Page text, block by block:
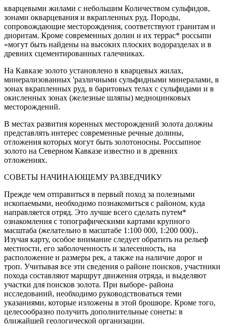
кварцевыми жилами с небольшим Количеством сульфидов,
зонами окварцевания и вкрапленных руд. Породы,
сопровождающие месторождения, соответствуют гранитам и
диоритам. Кроме современных долин и их террас* россыпи
«могут быть найдены на высоких плоских водоразделах и в
древних сцементированных галечниках.
На Кавказе золото установлено в кварцевых жилах,
минерализованных 'различными сульфидными минералами, в
зонах вкрапленных руд, в баритовых телах с сульфидами и в
окисленных зонах (железные шляпы) медноцинковых
месторождений.
В местах развития коренных месторождений золота должны
представлять интерес современные речные долины,
отложения которых могут быть золотоносны. Россыпное
золото на Северном Кавказе известно и в древних
отложениях.
СОВЕТЫ НАЧИНАЮЩЕМУ РАЗВЕДЧИКУ
Прежде чем отправиться в первый поход за полезными
ископаемыми, необходимо познакомиться с районом, куда
направляется отряд. Это лучше всего сделать путем*
ознакомления с топографическими картами крупного
масштаба (желательно в масштабе 1:100 000, 1:200 000)..
Изучая карту, особое внимание следует обратить на рельеф
местности, его заболоченность и залесенность, на
расположение и размеры рек, а также на наличие дорог и
троп. Учитывая все эти сведения о районе поисков, участники
похода составляют маршрут движения отряда, и выделяют
участки для поисков золота. При выборе- района
исследований, необходимо руководствоваться теми
указаниями, которые изложены в этой брошюре. Кроме того,
целесообразно получить дополнительные сонеты: в
ближайшей геологической организации.